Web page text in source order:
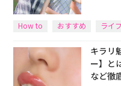
How to おすすめ ライ
キラリ
ー】と
など徹